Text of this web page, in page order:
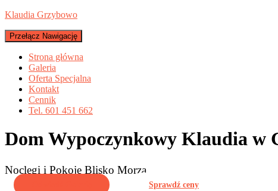
Klaudia Grzybowo
Przełącz Nawigację
Strona główna
Galeria
Oferta Specjalna
Kontakt
Cennik
Tel. 601 451 662
Dom Wypoczynkowy Klaudia w
Noclegi i Pokoje Blisko Morza
Sprawdź ceny